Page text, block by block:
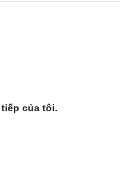
của tôi.